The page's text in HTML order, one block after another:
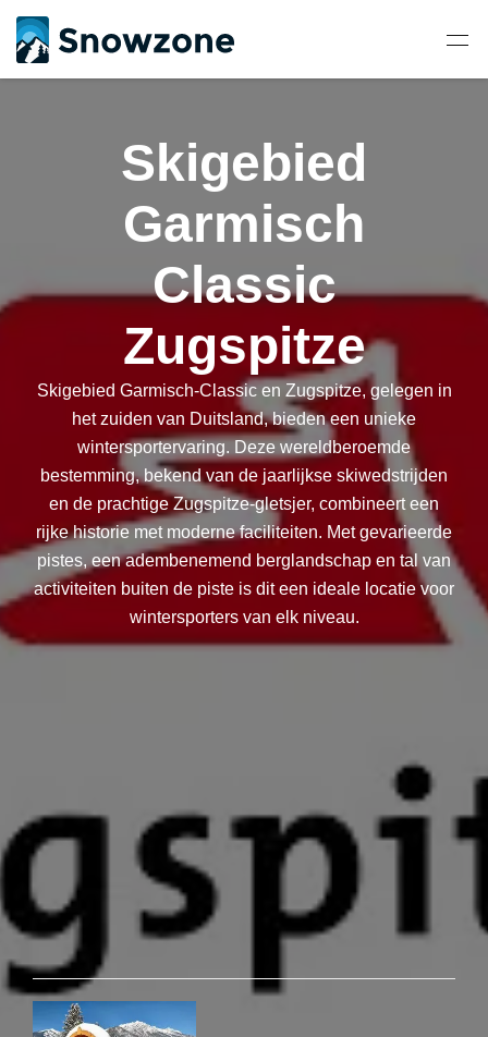
Skigebied
Garmisch
Classic
Zugspitze
Skigebied Garmisch-Classic en Zugspitze, gelegen in
het zuiden van Duitsland, bieden een unieke
wintersportervaring. Deze wereldberoemde
bestemming, bekend van de jaarlijkse skiwedstrijden
en de prachtige Zugspitze-gletsjer, combineert een
rijke historie met moderne faciliteiten. Met gevarieerde
pistes, een adembenemend berglandschap en tal van
activiteiten buiten de piste is dit een ideale locatie voor
wintersporters van elk niveau.